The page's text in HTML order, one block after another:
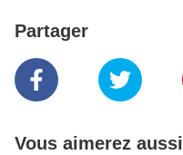
Partager
Vous aimerez aussi